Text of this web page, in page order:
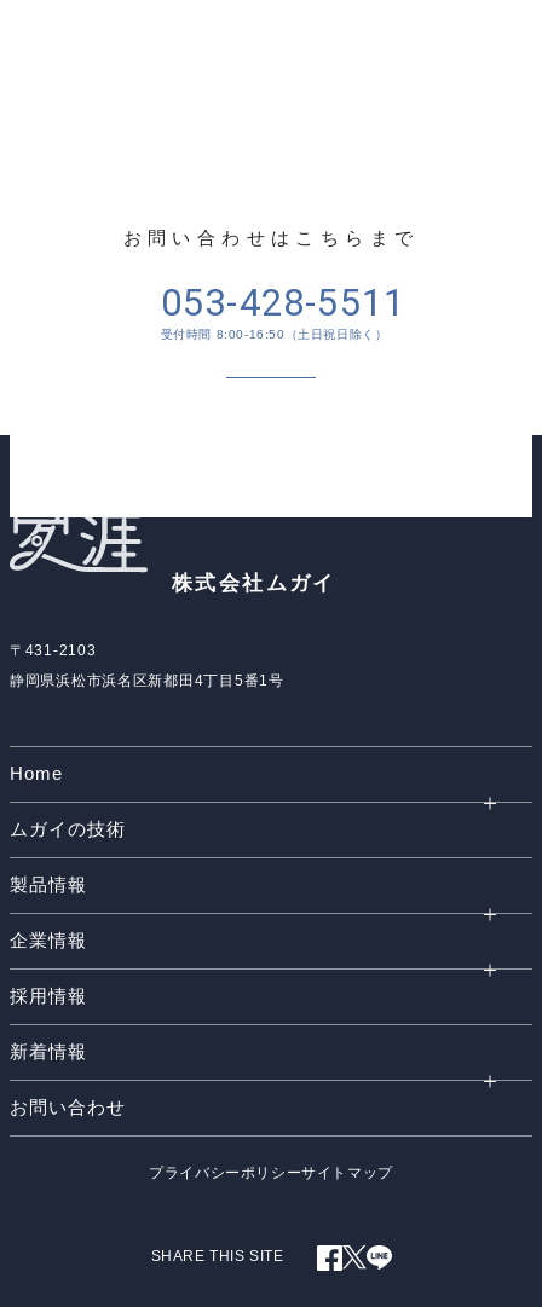
お問い合わせはこちらまで
053-428-5511
受付時間 8:00-16:50（土日祝日除く）
株式会社ムガイ
〒431-2103
静岡県浜松市浜名区新都田4丁目5番1号
Home
ムガイの技術
製品情報
企業情報
採用情報
新着情報
お問い合わせ
プライバシーポリシーサイトマップ
SHARE THIS SITE